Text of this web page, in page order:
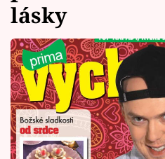
Celebrity
Vztahy
Seriály
Horoskopy
lásky